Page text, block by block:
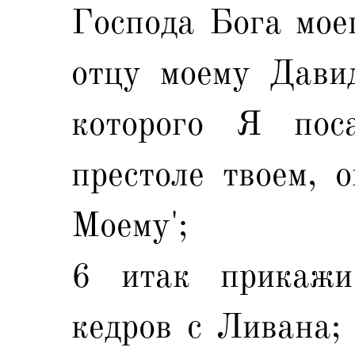
Господа Бога
отцу моему
которого Я
престоле твоем,
Моему';
6 итак
кедров с